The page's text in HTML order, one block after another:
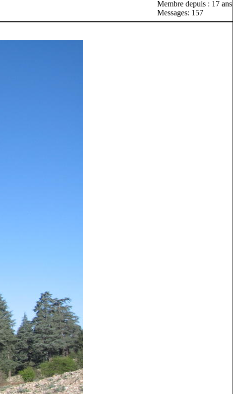
Membre depuis : 17 ans
Messages: 157